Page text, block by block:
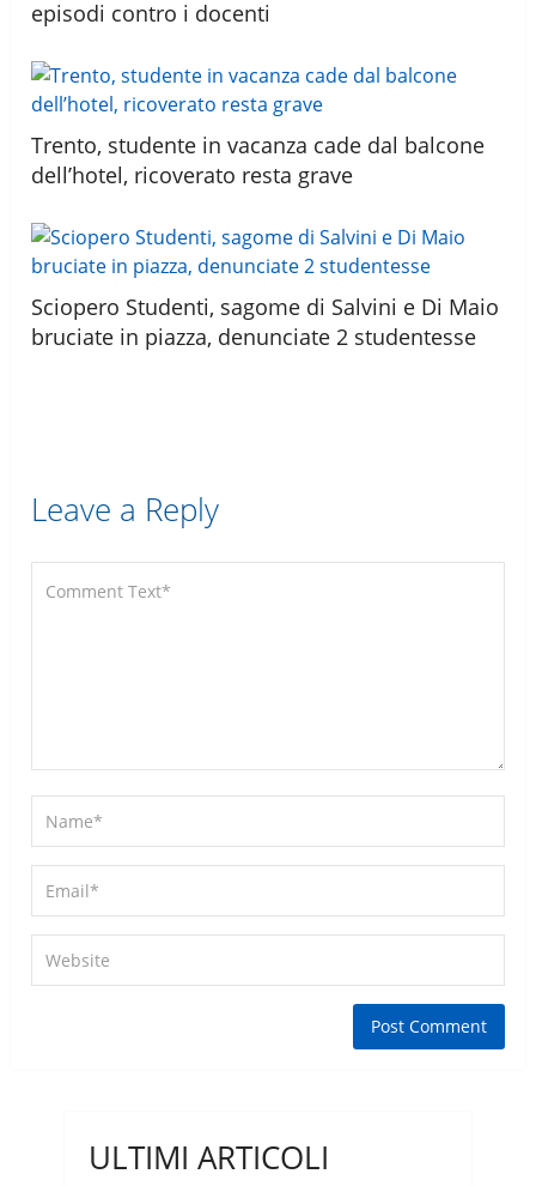
episodi contro i docenti
Trento, studente in vacanza cade dal balcone
dellʼhotel, ricoverato resta grave
Sciopero Studenti, sagome di Salvini e Di Maio
bruciate in piazza, denunciate 2 studentesse
Leave a Reply
ULTIMI ARTICOLI